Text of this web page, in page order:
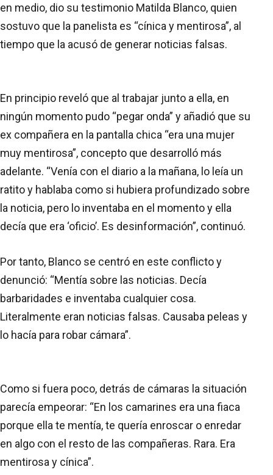
en medio, dio su testimonio Matilda Blanco, quien
sostuvo que la panelista es “cínica y mentirosa”, al
tiempo que la acusó de generar noticias falsas.
En principio reveló que al trabajar junto a ella, en
ningún momento pudo “pegar onda” y añadió que su
ex compañera en la pantalla chica “era una mujer
muy mentirosa”, concepto que desarrolló más
adelante. “Venía con el diario a la mañana, lo leía un
ratito y hablaba como si hubiera profundizado sobre
la noticia, pero lo inventaba en el momento y ella
decía que era ‘oficio’. Es desinformación”, continuó.
Por tanto, Blanco se centró en este conflicto y
denunció: “Mentía sobre las noticias. Decía
barbaridades e inventaba cualquier cosa.
Literalmente eran noticias falsas. Causaba peleas y
lo hacía para robar cámara”.
Como si fuera poco, detrás de cámaras la situación
parecía empeorar: “En los camarines era una fiaca
porque ella te mentía, te quería enroscar o enredar
en algo con el resto de las compañeras. Rara. Era
mentirosa y cínica”.